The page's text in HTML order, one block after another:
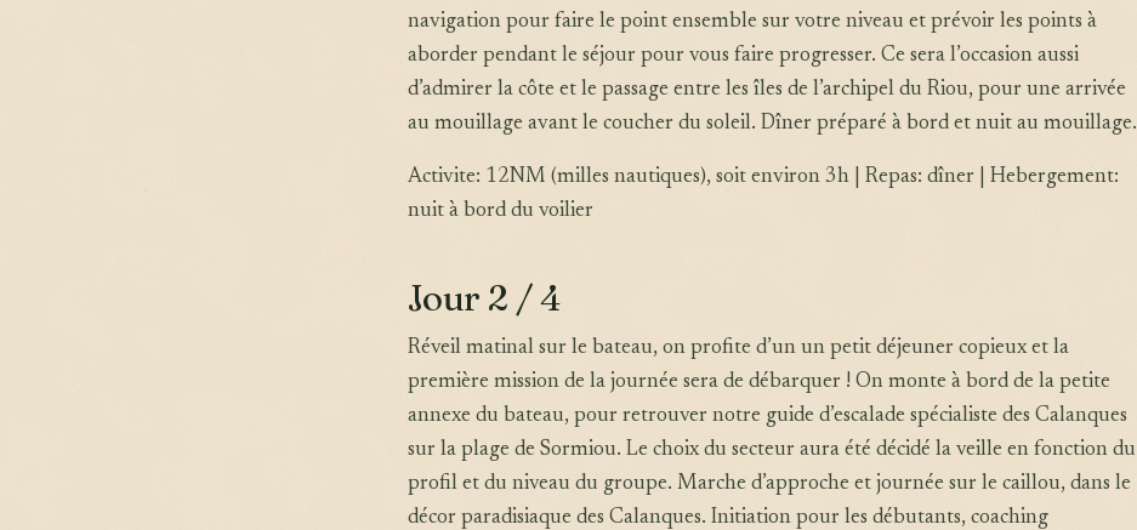
navigation pour faire le point ensemble sur votre niveau et prévoir les points à
aborder pendant le séjour pour vous faire progresser. Ce sera l’occasion aussi
d’admirer la côte et le passage entre les îles de l’archipel du Riou, pour une arrivée
au mouillage avant le coucher du soleil. Dîner préparé à bord et nuit au mouillage.
Activite: 12NM (milles nautiques), soit environ 3h | Repas: dîner | Hebergement:
nuit à bord du voilier
Jour 2 / 4
Réveil matinal sur le bateau, on profite d’un un petit déjeuner copieux et la
première mission de la journée sera de débarquer ! On monte à bord de la petite
annexe du bateau, pour retrouver notre guide d’escalade spécialiste des Calanques
sur la plage de Sormiou. Le choix du secteur aura été décidé la veille en fonction du
profil et du niveau du groupe. Marche d’approche et journée sur le caillou, dans le
décor paradisiaque des Calanques. Initiation pour les débutants, coaching